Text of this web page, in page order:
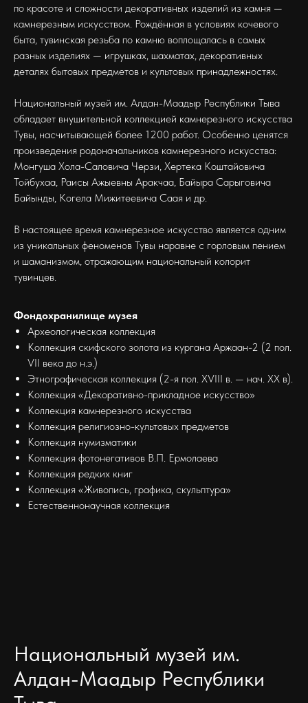
по красоте и сложности декоративных изделий из камня —
камнерезным искусством. Рождённая в условиях кочевого
быта, тувинская резьба по камню воплощалась в самых
разных изделиях — игрушках, шахматах, декоративных
деталях бытовых предметов и культовых принадлежностях.
Национальный музей им. Алдан-Маадыр Республики Тыва
обладает внушительной коллекцией камнерезного искусства
Тувы, насчитывающей более 1200 работ. Особенно ценятся
произведения родоначальников камнерезного искусства:
Монгуша Хола-Саловича Черзи, Хертека Коштайовича
Тойбухаа, Раисы Ажыевны Аракчаа, Байыра Сарыговича
Байынды, Когела Мижитеевича Саая и др.
В настоящее время камнерезное искусство является одним
из уникальных феноменов Тувы наравне с горловым пением
и шаманизмом, отражающим национальный колорит
тувинцев.
Фондохранилище музея
Археологическая коллекция
Коллекция скифского золота из кургана Аржаан-2 (2 пол.
VII века до н.э.)
Этнографическая коллекция (2-я пол. XVIII в. — нач. XX в).
Коллекция «Декоративно-прикладное искусство»
Коллекция камнерезного искусства
Коллекция религиозно-культовых предметов
Коллекция нумизматики
Коллекция фотонегативов В.П. Ермолаева
Коллекция редких книг
Коллекция «Живопись, графика, скульптура»
Естественнонаучная коллекция
Национальный музей им.
Алдан-Маадыр Республики